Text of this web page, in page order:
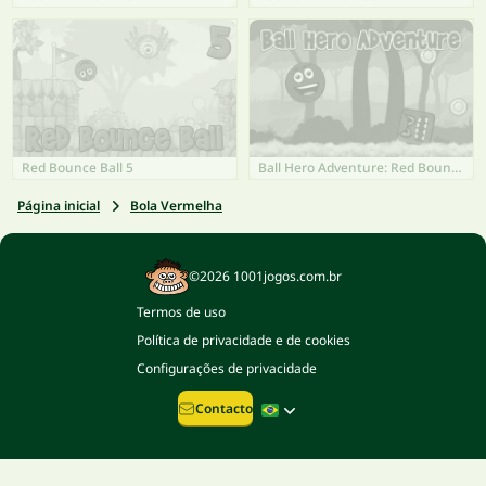
Red Bounce Ball 5 Ball Hero Adventure: Red Bounce Ball
Página inicial Bola Vermelha
©2026 1001jogos.com.br
Termos de uso
Política de privacidade e de cookies
Configurações de privacidade
Contacto